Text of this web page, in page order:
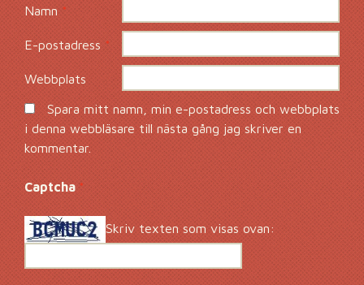
Namn *
E-postadress *
Webbplats
Spara mitt namn, min e-postadress och webbplats
i denna webbläsare till nästa gång jag skriver en
kommentar.
Captcha *
Skriv texten som visas ovan: